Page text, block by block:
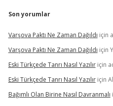
Son yorumlar
Varşova Paktı Ne Zaman Dağıldı için
Varşova Paktı Ne Zaman Dağıldı için
Eski Türkçede Tanrı Nasıl Yazılıriçin
Eski Türkçede Tanrı Nasıl Yazılıriçin
Bağımlı Olan Birine Nasıl Davranmalı